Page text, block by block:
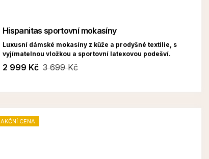
Hispanitas sportovní mokasíny
Luxusní dámské mokasíny z kůže a prodyšné textilie, s
vyjímatelnou vložkou a sportovní latexovou podešví.
2 999 Kč 3 699 Kč
AKČNÍ CENA